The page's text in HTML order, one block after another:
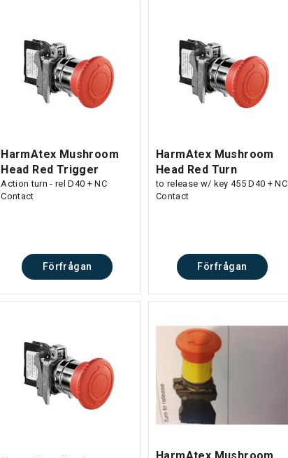
HarmAtex Mushroom
Head Red Trigger
Action turn - rel D40 + NC
Contact
Förfrågan
HarmAtex Mushroom
Head Red Turn
to release w/ key 455 D40 + NC
Contact
Förfrågan